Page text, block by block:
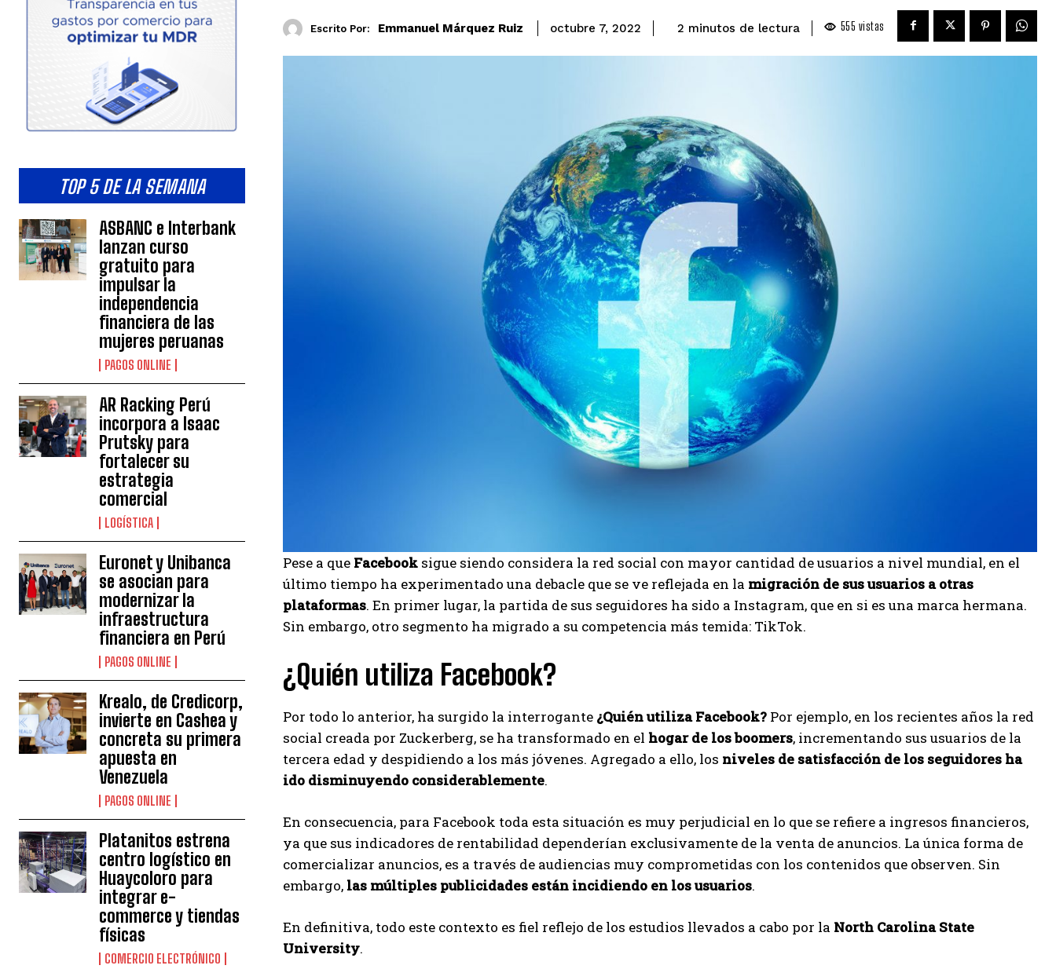
TOP 5 DE LA SEMANA
ASBANC e Interbank
lanzan curso
gratuito para
impulsar la
independencia
financiera de las
mujeres peruanas
PAGOS ONLINE
AR Racking Perú
incorpora a Isaac
Prutsky para
fortalecer su
estrategia
comercial
LOGÍSTICA
Euronet y Unibanca
se asocian para
modernizar la
infraestructura
financiera en Perú
PAGOS ONLINE
Krealo, de Credicorp,
invierte en Cashea y
concreta su primera
apuesta en
Venezuela
PAGOS ONLINE
Platanitos estrena
centro logístico en
Huaycoloro para
integrar e-
commerce y tiendas
físicas
COMERCIO ELECTRÓNICO
Escrito Por: Emmanuel Márquez Ruiz octubre 7, 2022 2 minutos de lectura 555 vistas
Pese a que Facebook sigue siendo considera la red social con mayor cantidad de usuarios a nivel mundial, en el
último tiempo ha experimentado una debacle que se ve reflejada en la migración de sus usuarios a otras
plataformas. En primer lugar, la partida de sus seguidores ha sido a Instagram, que en si es una marca hermana.
Sin embargo, otro segmento ha migrado a su competencia más temida: TikTok.
¿Quién utiliza Facebook?
Por todo lo anterior, ha surgido la interrogante ¿Quién utiliza Facebook? Por ejemplo, en los recientes años la red
social creada por Zuckerberg, se ha transformado en el hogar de los boomers, incrementando sus usuarios de la
tercera edad y despidiendo a los más jóvenes. Agregado a ello, los niveles de satisfacción de los seguidores ha
ido disminuyendo considerablemente.
En consecuencia, para Facebook toda esta situación es muy perjudicial en lo que se refiere a ingresos financieros,
ya que sus indicadores de rentabilidad dependerían exclusivamente de la venta de anuncios. La única forma de
comercializar anuncios, es a través de audiencias muy comprometidas con los contenidos que observen. Sin
embargo, las múltiples publicidades están incidiendo en los usuarios.
En definitiva, todo este contexto es fiel reflejo de los estudios llevados a cabo por la North Carolina State
University.